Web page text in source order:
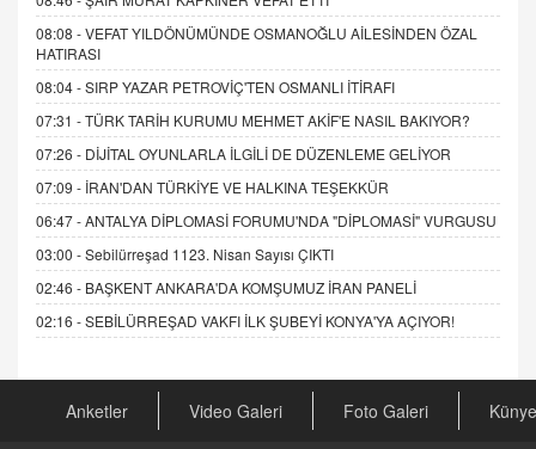
08:08 -VEFAT YILDÖNÜMÜNDE OSMANOĞLU AİLESİNDEN ÖZAL
HATIRASI
08:04 -SIRP YAZAR PETROVİÇ'TEN OSMANLI İTİRAFI
07:31 -TÜRK TARİH KURUMU MEHMET AKİF'E NASIL BAKIYOR?
07:26 - DİJİTAL OYUNLARLA İLGİLİ DE DÜZENLEME GELİYOR
07:09 - İRAN'DAN TÜRKİYE VE HALKINA TEŞEKKÜR
06:47 -ANTALYA DİPLOMASİ FORUMU'NDA "DİPLOMASİ" VURGUSU
03:00 -Sebilürreşad 1123. Nisan Sayısı ÇIKTI
02:46 - BAŞKENT ANKARA'DA KOMŞUMUZ İRAN PANELİ
02:16 -SEBİLÜRREŞAD VAKFI İLK ŞUBEYİ KONYA'YA AÇIYOR!
Anketler Video Galeri Foto Galeri Künye